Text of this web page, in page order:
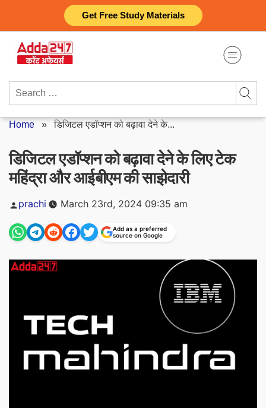
Get Free Study Materials
content
Search
Home »डिजिटल एडॉप्शन को बढ़ावा देने के...
डिजिटल एडॉप्शन को बढ़ावा देने के लिए टेक
महिंद्रा और आईबीएम की साझेदारी
Posted
by
prachi March 23rd, 2024 09:35 am
Add as a preferred
source on Google